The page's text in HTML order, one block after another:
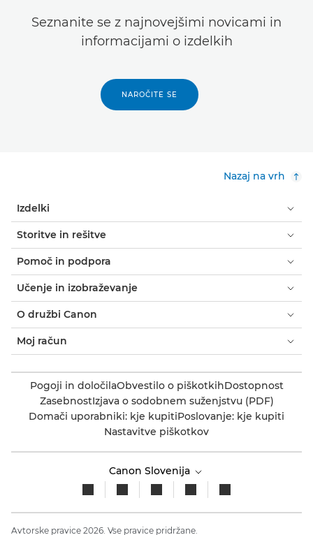
Seznanite se z najnovejšimi novicami in
informacijami o izdelkih
NAROČITE SE
Nazaj na vrh
Izdelki
Storitve in rešitve
Pomoč in podpora
Učenje in izobraževanje
O družbi Canon
Moj račun
Pogoji in določilaObvestilo o piškotkihDostopnost
ZasebnostIzjava o sodobnem suženjstvu (PDF)
Domači uporabniki: kje kupitiPoslovanje: kje kupiti
Nastavitve piškotkov
Canon Slovenija
Avtorske pravice 2026. Vse pravice pridržane.